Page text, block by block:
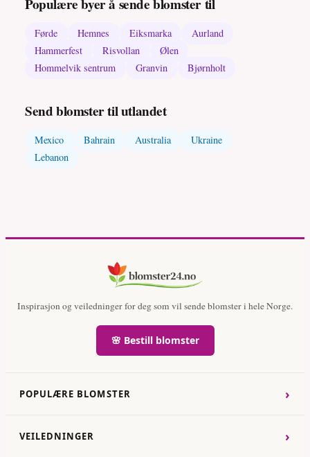
Populære byer å sende blomster til
Førde Hemnes Eiksmarka
Aurland
Hammerfest
Risvollan
Ølen
Hommelvik sentrum
Granvin Bjørnholt
Send blomster til utlandet
Mexico Bahrain Australia
Ukraine
Lebanon
Inspirasjon og veiledninger for deg som vil sende blomster i hele Norge.
🌸 Bestill blomster
POPULÆRE BLOMSTER ›
VEILEDNINGER ›